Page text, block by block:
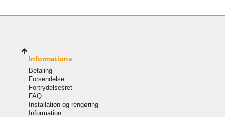
Informations
Betaling
Forsendelse
Fortrydelsesret
FAQ
Installation og rengøring
Information